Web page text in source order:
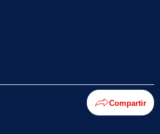
Compartir